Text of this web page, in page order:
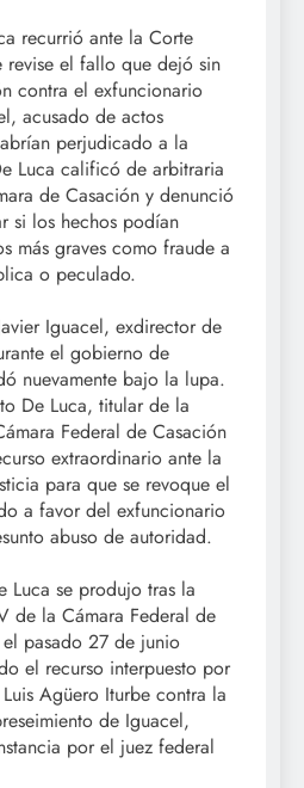
recurrió ante la Corte
revise el fallo que dejó sin
contra el exfuncionario
acusado de actos
perjudicado a la
Luca calificó de arbitraria
de Casación y denunció
si los hechos podían
más graves como fraude a
o peculado.
Iguacel, exdirector de
el gobierno de
nuevamente bajo la lupa.
De Luca, titular de la
Federal de Casación
extraordinario ante la
para que se revoque el
a favor del exfuncionario
abuso de autoridad.
Luca se produjo tras la
de la Cámara Federal de
pasado 27 de junio
el recurso interpuesto por
Agüero Iturbe contra la
de Iguacel,
por el juez federal